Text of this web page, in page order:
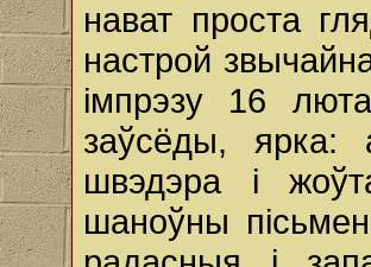
нават проста
настрой
імпрэзу 16
заўсёды, ярка:
швэдэра і
шаноўны